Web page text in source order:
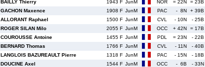
BAILLY Thierry 1943 F JunM NOR = 22N = 23B
GACHON Maxence 1908 F JunM PAC - 8N + 39B
ALLORANT Raphael 1500 F JunM CVL - 10N - 25B
ROGER SILAN Milo 2055 F JunM OCC + 42N = 17B
COUROUSSE Antoine 1455 F JunM PDL = 23N - 22B
BERNARD Thomas 1766 F JunM CVL - 11N - 40B
LANGLOIS BAZUREAULT Pierre 1318 F JunM PAC - 15N - 18B
DOUCINE Axel 1544 F JunM OCC - 6B - 33N